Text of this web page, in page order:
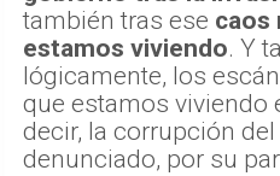
también tras ese caos
estamos viviendo. Y
lógicamente, los
que estamos viviendo
decir, la corrupción
denunciado, por su